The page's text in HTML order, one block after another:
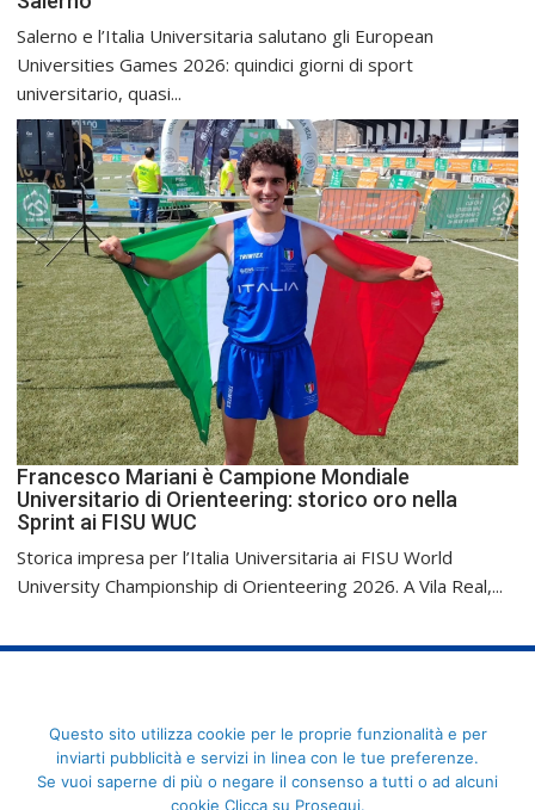
Salerno e l’Italia Universitaria salutano gli European
Universities Games 2026: quindici giorni di sport
universitario, quasi...
Francesco Mariani è Campione Mondiale
Universitario di Orienteering: storico oro nella
Sprint ai FISU WUC
Storica impresa per l’Italia Universitaria ai FISU World
University Championship di Orienteering 2026. A Vila Real,...
FederCUSI: Federazione Italiana dello Sport Universitario - Via
Angelo Brofferio, 7 - 00195 Roma - C.F. 80109270589
Questo sito utilizza cookie per le proprie funzionalità e per
inviarti pubblicità e servizi in linea con le tue preferenze.
Se vuoi saperne di più o negare il consenso a tutti o ad alcuni
cookie Clicca su Prosegui.